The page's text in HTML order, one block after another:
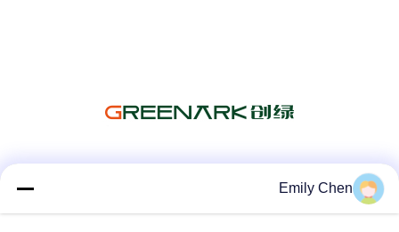
Emily Chen